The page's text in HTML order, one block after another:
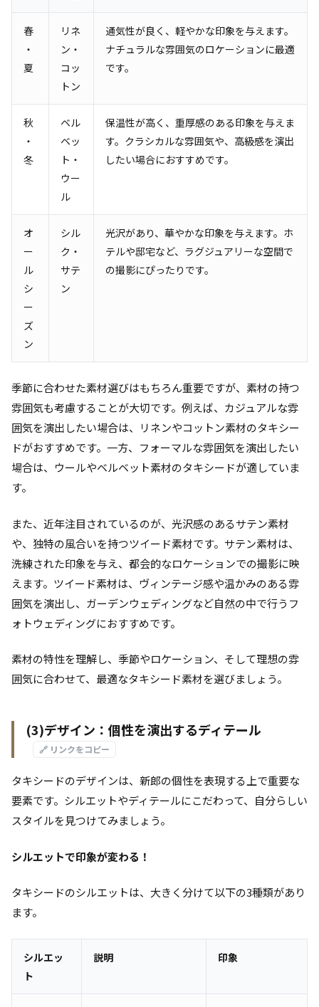
春
・
夏
リネ
ン・
コッ
トン
通気性が良く、軽やかな印象を与えます。
ナチュラルな雰囲気のロケーションに最適
です。
秋
・
冬
ベル
ベッ
ト・
ウー
ル
保温性が高く、重厚感のある印象を与えま
す。クラシカルな雰囲気や、高級感を演出
したい場合におすすめです。
オ
ー
ル
シ
ー
ズ
ン
シル
ク・
サテ
ン
光沢があり、華やかな印象を与えます。ホ
テルや邸宅など、ラグジュアリーな空間で
の撮影にぴったりです。
季節に合わせた素材選びはもちろん重要ですが、素材の持つ
雰囲気も考慮することが大切です。例えば、カジュアルな雰
囲気を演出したい場合は、リネンやコットン素材のタキシー
ドがおすすめです。一方、フォーマルな雰囲気を演出したい
場合は、ウールやベルベット素材のタキシードが適していま
す。
また、近年注目されているのが、光沢感のあるサテン素材
や、独特の風合いを持つツイード素材です。サテン素材は、
洗練された印象を与え、都会的なロケーションでの撮影に映
えます。ツイード素材は、ヴィンテージ感や温かみのある雰
囲気を演出し、ガーデンウェディングなど自然の中で行うフ
ォトウェディングにおすすめです。
素材の特性を理解し、季節やロケーション、そして理想の雰
囲気に合わせて、最適なタキシード素材を選びましょう。
(3)デザイン：個性を演出するディテール
🔗 リンクをコピー
タキシードのデザインは、新郎の個性を表現する上で重要な
要素です。シルエットやディテールにこだわって、自分らしい
スタイルを見つけてみましょう。
シルエットで印象が変わる！
タキシードのシルエットは、大きく分けて以下の3種類があり
ます。
シルエッ
ト
説明 印象